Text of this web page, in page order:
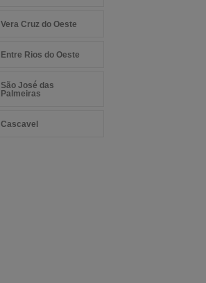
Vera Cruz do Oeste
Entre Rios do Oeste
São José das
Palmeiras
Cascavel